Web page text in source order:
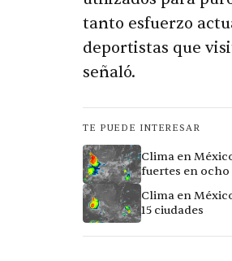
tanto esfuerzo
deportistas que
señaló.
TE PUEDE INTERESAR
Clima en
fuertes en ocho
Clima en
15 ciudades